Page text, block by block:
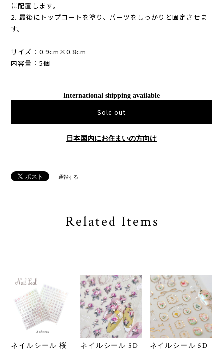
に配置します。
2. 最後にトップコートを塗り、パーツをしっかりと固定させま
す。
サイズ：0.9cm×0.8cm
内容量：5個
International shipping available
Sold out
日本国内にお住まいの方向け
通報する
Related Items
ネイルシール 桜
ネイルシール 5D
ネイルシール 5D